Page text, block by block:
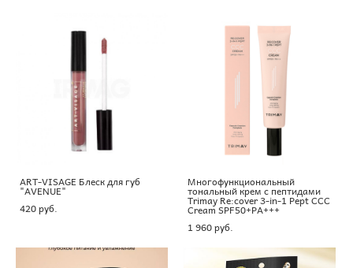
ART-VISAGE Блеск для губ
"AVENUE"
420 pуб.
Многофункциональный
тональный крем с пептидами
Trimay Re:cover 3-in-1 Pept CCC
Cream SPF50+PA+++
1 960 pуб.